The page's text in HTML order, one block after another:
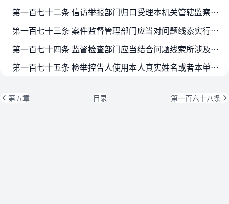
第一百七十二条 信访举报部门归口受理本机关管辖监察对象涉嫌职务违法和职务犯罪问题的检举控告，统一接收有关监察机关以及其他单位移送的相关检举控告，移交本机关监督检查部门或者相关部…
第一百七十三条 案件监督管理部门应当对问题线索实行集中管理、动态更新，定期汇总、核对问题线索及处置情况，向监察机关主要负责人报告，并向相关部门通报。
第一百七十四条 监督检查部门应当结合问题线索所涉及地区、部门、单位总体情况进行综合分析，提出处置意见并制定处置方案，经审批按照谈话、函询、初步核实、暂存待查、予以了结等方式进行…
第一百七十五条 检举控告人使用本人真实姓名或者本单位名称，有电话等具体联系方式的，属于实名检举控告。监察机关对实名检举控告应当优先办理、优先处置，依法给予答复。虽有署名但不是检…
第五章 目录 第一百六十八条